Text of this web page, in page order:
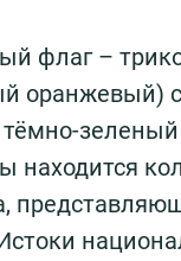
флаг –
оранжевый)
находится